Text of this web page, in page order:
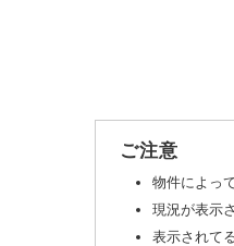
ご注意
物件によっ
現況が表示
表示されて